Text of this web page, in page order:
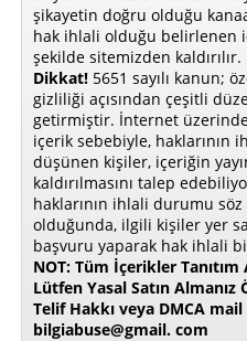
şikayetin doğru olduğu
hak ihlali olduğu belirlenen
şekilde sitemizden kaldırılır.
Dikkat! 5651 sayılı kanun;
gizliliği açısından çeşitli
getirmiştir. İnternet
içerik sebebiyle, haklarının
düşünen kişiler, içeriğin
kaldırılmasını talep
haklarının ihlali durumu
olduğunda, ilgili kişiler yer
başvuru yaparak hak ihlali
NOT: Tüm İçerikler Tanıtım
Lütfen Yasal Satın Almanız
Telif Hakkı veya DMCA
bilgiabuse@gmail. com